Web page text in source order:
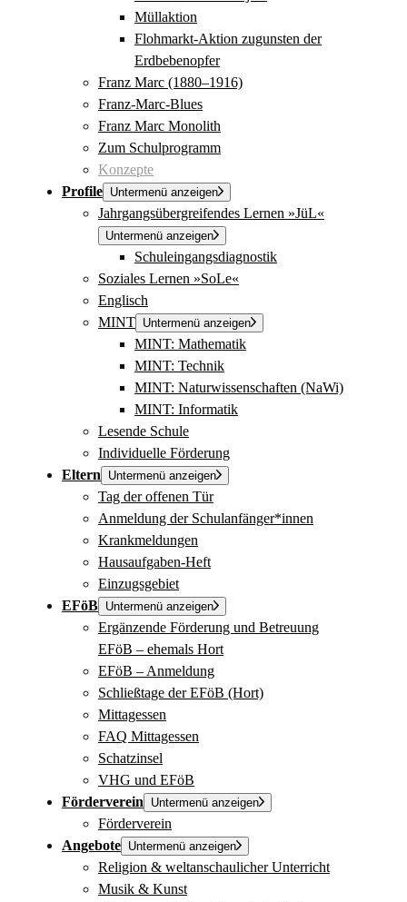
Müllaktion
Flohmarkt-Aktion zugunsten der
Erdbebenopfer
Franz Marc (1880–1916)
Franz-Marc-Blues
Franz Marc Monolith
Zum Schulprogramm
Konzepte
Profile Untermenü anzeigen
Jahrgangsübergreifendes Lernen »JüL«
Untermenü anzeigen
Schuleingangsdiagnostik
Soziales Lernen »SoLe«
Englisch
MINT Untermenü anzeigen
MINT: Mathematik
MINT: Technik
MINT: Naturwissenschaften (NaWi)
MINT: Informatik
Lesende Schule
Individuelle Förderung
Eltern
Untermenü anzeigen
Tag der offenen Tür
Anmeldung der Schulanfänger*innen
Krankmeldungen
Hausaufgaben-Heft
Einzugsgebiet
EFöB Untermenü anzeigen
Ergänzende Förderung und Betreuung
EFöB – ehemals Hort
EFöB – Anmeldung
Schließtage der EFöB (Hort)
Mittagessen
FAQ Mittagessen
Schatzinsel
VHG und EFöB
Förderverein
Untermenü anzeigen
Förderverein
Angebote Untermenü anzeigen
Religion & weltanschaulicher Unterricht
Musik & Kunst